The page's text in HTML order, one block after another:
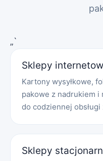
„`
Sklepy
Kartony wysyłkowe,
pakowe z nadrukiem i
do codziennej
Sklepy